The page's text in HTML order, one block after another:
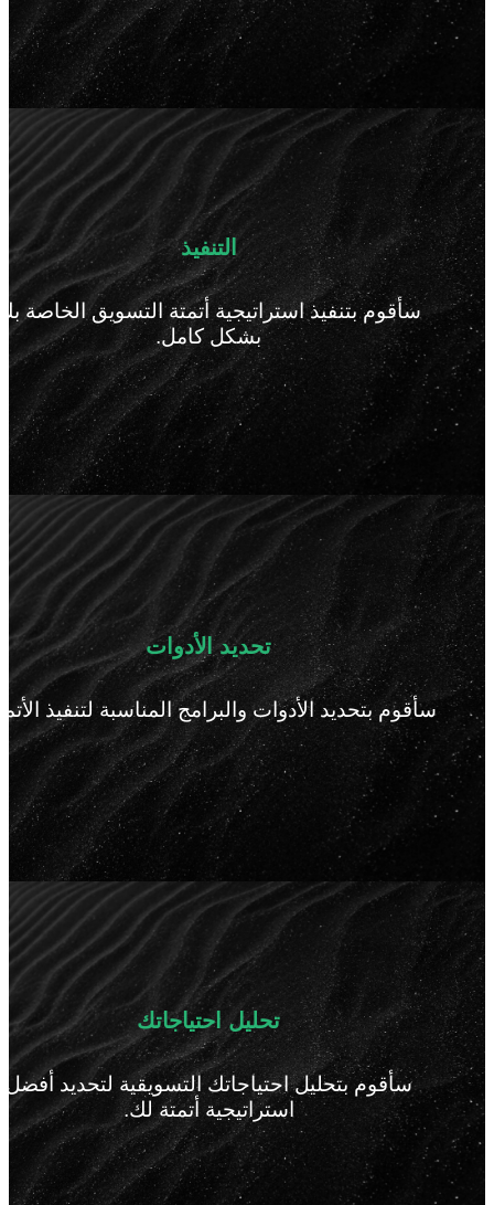
التنفيذ
سأقوم بتنفيذ استراتيجية أتمتة التسويق الخاصة بك
بشكل كامل.
تحديد الأدوات
سأقوم بتحديد الأدوات والبرامج المناسبة لتنفيذ
تحليل احتياجاتك
سأقوم بتحليل احتياجاتك التسويقية لتحديد أفضل
استراتيجية أتمتة لك.